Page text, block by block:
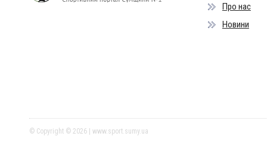
Про нас
Новини
© Copyright © 2026 | www.sport.sumy.ua